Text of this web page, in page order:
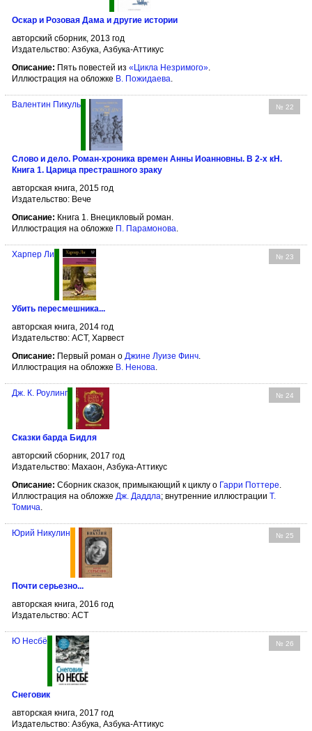
Оскар и Розовая Дама и другие истории
авторский сборник, 2013 год
Издательство: Азбука, Азбука-Аттикус
Описание: Пять повестей из «Цикла Незримого»
Иллюстрация на обложке В. Пожидаева
№ 22
Валентин Пикуль
Слово и дело. Роман-хроника времен Анны Иоанновны. В 2-х кН.
Книга 1. Царица престрашного зраку
авторская книга, 2015 год
Издательство: Вече
Описание: Книга 1. Внецикловый роман.
Иллюстрация на обложке П. Парамонова.
№ 23
Харпер Ли
Убить пересмешника...
авторская книга, 2014 год
Издательство: АСТ, Харвест
Описание: Первый роман о Джине Луизе Финч
Иллюстрация на обложке В. Ненова
№ 24
Дж. К. Роулинг
Сказки барда Бидля
авторский сборник, 2017 год
Издательство: Махаон, Азбука-Аттикус
Описание: Сборник сказок, примыкающий к циклу о Гарри Поттере
Иллюстрация на обложке Дж. Даддла; внутренние иллюстрации Т.
Томича
№ 25
Юрий Никулин
Почти серьезно...
авторская книга, 2016 год
Издательство: АСТ
№ 26
Ю Несбё
Снеговик
авторская книга, 2017 год
Издательство: Азбука, Азбука-Аттикус